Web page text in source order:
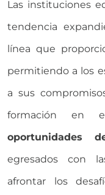
Las instituciones
tendencia
línea que
permitiendo a los
a sus
formación en
oportunidades
egresados con
afrontar los